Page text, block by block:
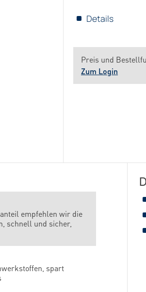
Details
Preis und
Zum Login
empfehlen wir die
schnell und sicher,
spart